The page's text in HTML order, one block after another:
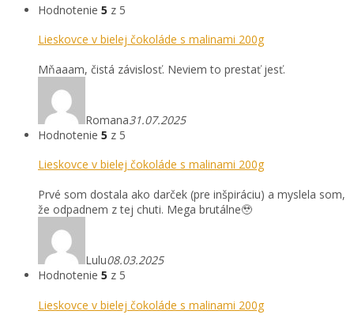
Hodnotenie 5 z 5
Lieskovce v bielej čokoláde s malinami 200g
Mňaaam, čistá závislosť. Neviem to prestať jesť.
Romana31.07.2025
Hodnotenie 5 z 5
Lieskovce v bielej čokoláde s malinami 200g
Prvé som dostala ako darček (pre inšpiráciu) a myslela som,
že odpadnem z tej chuti. Mega brutálne🥹
Lulu08.03.2025
Hodnotenie 5 z 5
Lieskovce v bielej čokoláde s malinami 200g